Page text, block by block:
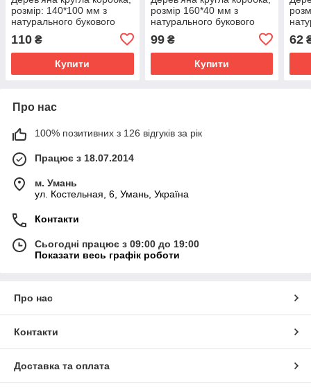
розмір: 140*100 мм з
натурального букового
110 ₴
Купити
розмір 160*40 мм з
натурального букового
99₴
Купити
62
Про нас
100% позитивних з 126 відгуків за рік
Працює з 18.07.2014
м. Умань
ул. Костельная, 6, Умань, Україна
Контакти
Сьогодні працює з 09:00 до 19:00
Показати весь графік роботи
Про нас
Контакти
Доставка та оплата